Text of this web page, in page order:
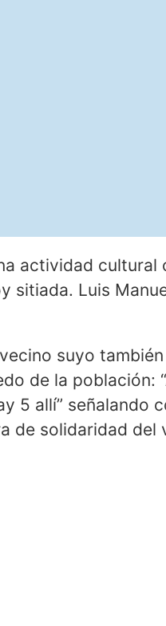
actividad
sitiada. Luis
suyo
de la población:
5 allí” señalando
de solidaridad del